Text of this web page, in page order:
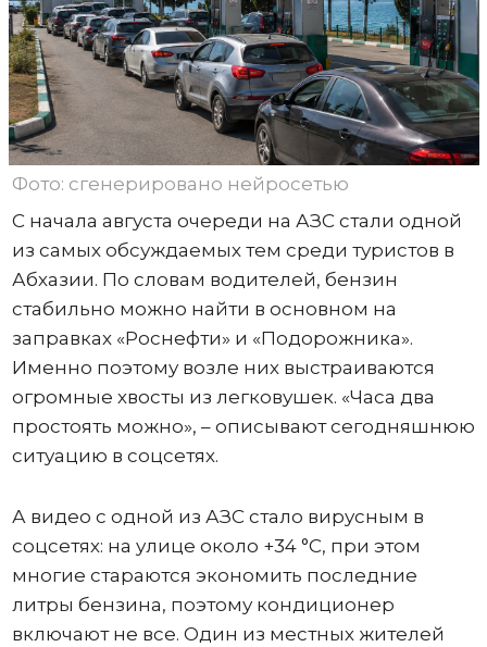
Фото: сгенерировано нейросетью
С начала августа очереди на АЗС стали одной
из самых обсуждаемых тем среди туристов в
Абхазии. По словам водителей, бензин
стабильно можно найти в основном на
заправках «Роснефти» и «Подорожника».
Именно поэтому возле них выстраиваются
огромные хвосты из легковушек. «Часа два
простоять можно», – описывают сегодняшнюю
ситуацию в соцсетях.
А видео с одной из АЗС стало вирусным в
соцсетях: на улице около +34 °C, при этом
многие стараются экономить последние
литры бензина, поэтому кондиционер
включают не все. Один из местных жителей